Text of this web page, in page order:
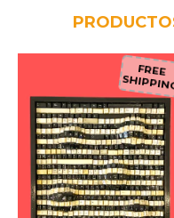
FREE